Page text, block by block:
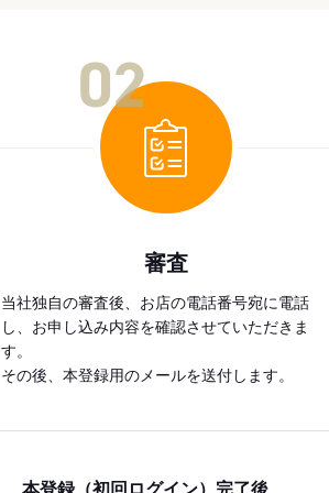
審査
当社独自の審査後、お店の電話番号宛に電話
し、お申し込み内容を確認させていただきま
す。
その後、本登録用のメールを送付します。